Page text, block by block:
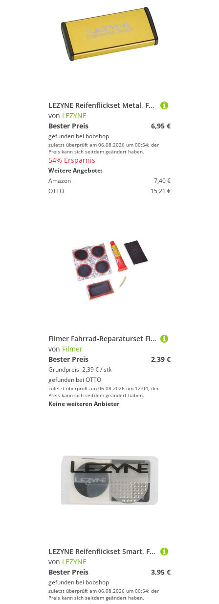
LEZYNE Reifenflickset Metal, Fahrradwerkzeug, Fahrradzubehör
von LEZYNE
Bester Preis
6,95 €
gefunden bei bobshop
zuletzt überprüft am 06.08.2026 um 00:54; der
Preis kann sich seitdem geändert haben.
54% Ersparnis
Weitere Angebote:
Amazon
7,40 €
OTTO
15,21 €
Filmer Fahrrad-Reparaturset Flickzeug & Reparatur - Set 10-tlg. 45001, 1-St.
von Filmer
Bester Preis
2,39 €
Grundpreis: 2,39 € / stk
gefunden bei OTTO
zuletzt überprüft am 06.08.2026 um 12:04; der
Preis kann sich seitdem geändert haben.
Keine weiteren Anbieter
LEZYNE Reifenflickset Smart, Fahrradwerkzeug, Fahrradzubehör
von LEZYNE
Bester Preis
3,95 €
gefunden bei bobshop
zuletzt überprüft am 06.08.2026 um 00:54; der
Preis kann sich seitdem geändert haben.